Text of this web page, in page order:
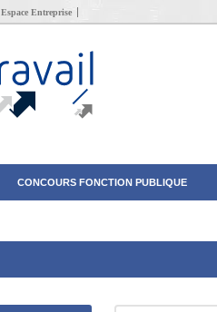
Espace Entreprise
CONCOURS FONCTION PUBLIQUE